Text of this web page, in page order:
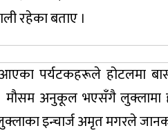
रहेका बताए ।
आएका पर्यटकहरूले होटलमा
। मौसम अनुकूल भएसँगै
इन्चार्ज अमृत मगरले